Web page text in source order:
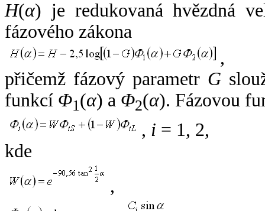
H(α) je redukovaná hvězdná
fázového zákona
,
přičemž fázový parametr G
funkcí Φ1(α) a Φ2(α). Fázovou
, i = 1, 2,
kde
,